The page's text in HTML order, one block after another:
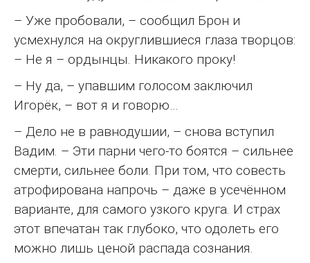
– Уже пробовали, – сообщил Брон и
усмехнулся на округлившиеся глаза творцов:
– Не я – ордынцы. Никакого проку!
– Ну да, – упавшим голосом заключил
Игорёк, – вот я и говорю…
– Дело не в равнодушии, – снова вступил
Вадим. – Эти парни чего-то боятся – сильнее
смерти, сильнее боли. При том, что совесть
атрофирована напрочь – даже в усечённом
варианте, для самого узкого круга. И страх
этот впечатан так глубоко, что одолеть его
можно лишь ценой распада сознания.